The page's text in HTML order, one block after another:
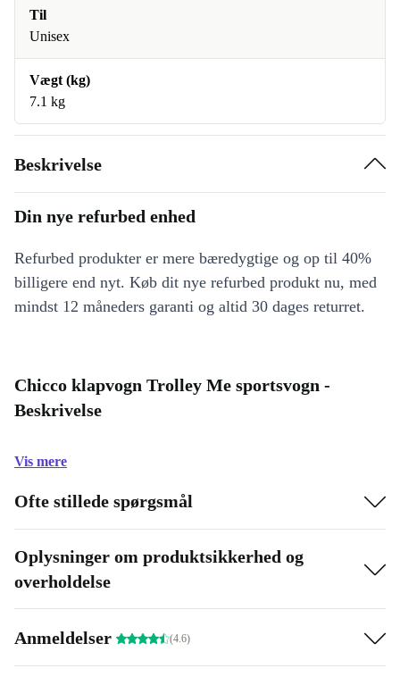
Til
Unisex
Vægt (kg)
7.1 kg
Beskrivelse
Din nye refurbed enhed
Refurbed produkter er mere bæredygtige og op til 40%
billigere end nyt. Køb dit nye refurbed produkt nu, med
mindst 12 måneders garanti og altid 30 dages returret.
Chicco klapvogn Trolley Me sportsvogn -
Beskrivelse
Vis mere
Ofte stillede spørgsmål
Oplysninger om produktsikkerhed og
overholdelse
Anmeldelser (4.6)